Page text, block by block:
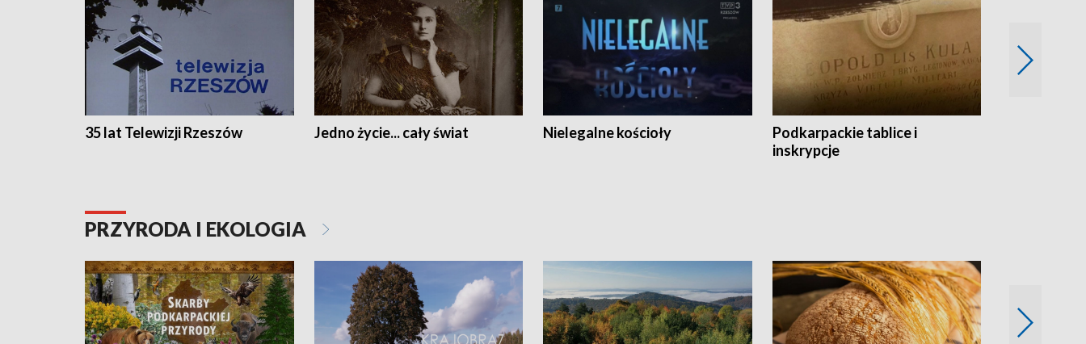
35 lat Telewizji Rzeszów Jedno życie... cały świat Nielegalne kościoły
Podkarpackie tablice i
inskrypcje
PRZYRODA I EKOLOGIA